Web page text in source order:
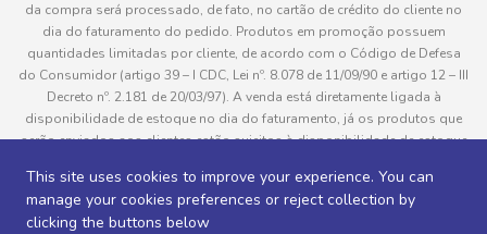
This site uses cookies to improve your experience. You can
manage your cookies preferences or reject collection by
clicking the buttons below
da compra será processado, de fato, no cartão de crédito do cliente no
dia do faturamento do pedido. Produtos em promoção possuem
quantidades limitadas por cliente, de acordo com o Código de Defesa
do Consumidor (artigo 39 – I CDC, Lei nº. 8.078 de 11/09/90 e artigo 12 – III
Decreto nº. 2.181 de 20/03/97). A venda está diretamente ligada à
disponibilidade de estoque no dia do faturamento, já os produtos que
serão enviados aos clientes estão sujeitos à disponibilidade de estoque
pedido do cliente, este não será entregue e o valor do item não será
cobrado. As fotos dos produtos no site são ilustrativas, podendo haver
divergência com o produto real e todos os pedidos estão sujeitos à